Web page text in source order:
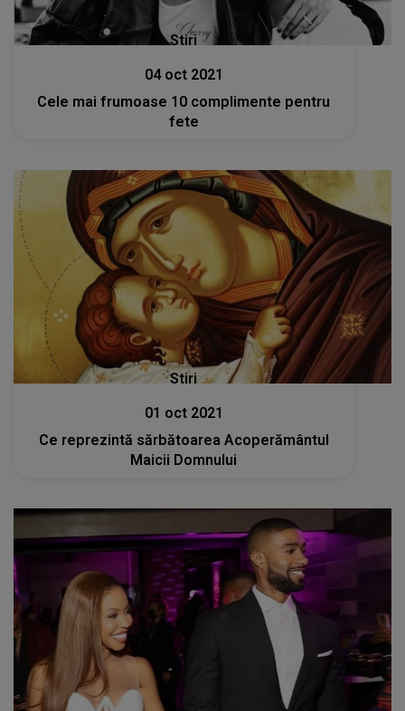
Stiri
04 oct 2021
Cele mai frumoase 10 complimente pentru
fete
Stiri
01 oct 2021
Ce reprezintă sărbătoarea Acoperământul
Maicii Domnului